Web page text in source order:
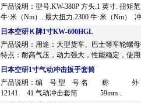
产品说明：型号.KW-380P 方头.1 英寸. 扭矩范
牛·米（Nm）. 最大扭力.2300 牛·米（Nm）.
日本空研Ｋ牌1寸KW-600HGL
产品说明：用途：大型货车、巴士等车轮螺
特点：耐高气压，动力强大，性能稳定，使
日本空研1寸气动冲击扳手套筒
产品说明：编 号 型 号 名 称 外
12141 41 气动冲击套筒 59mm ..